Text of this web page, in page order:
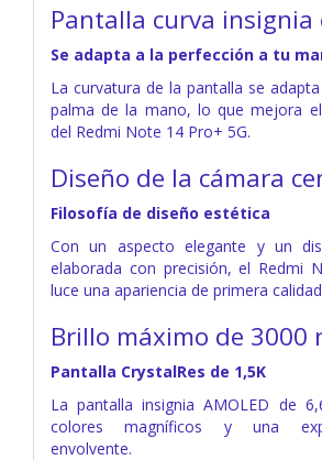
Pantalla curva insignia
Se adapta a la perfección a tu
La curvatura de la pantalla se
palma de la mano, lo que mejora
del Redmi Note 14 Pro+ 5G.
Diseño de la cámara
Filosofía de diseño estética
Con un aspecto elegante y un
elaborada con precisión, el Redmi
luce una apariencia de primera
Brillo máximo de 3000
Pantalla CrystalRes de 1,5K
La pantalla insignia AMOLED de
colores magníficos y una
envolvente.